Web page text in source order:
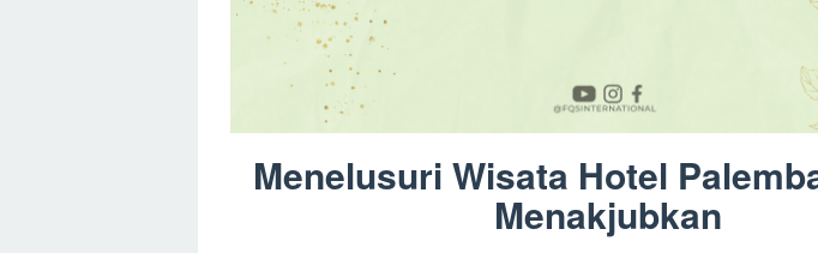
Menelusuri Wisata Hotel
Menakjubkan